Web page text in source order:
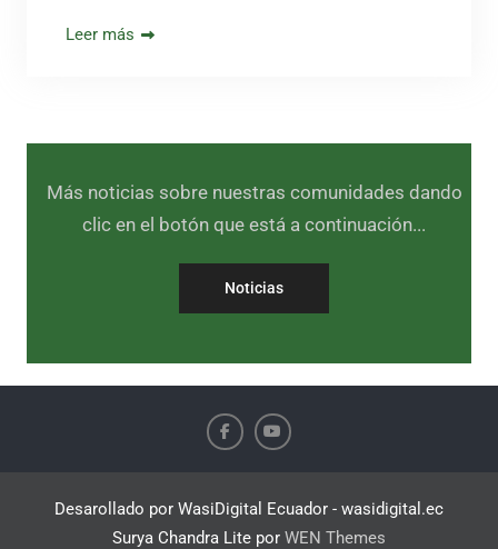
Leer más
Más noticias sobre nuestras comunidades dando
clic en el botón que está a continuación...
Noticias
Desarollado por WasiDigital Ecuador - wasidigital.ec
Surya Chandra Lite por WEN Themes